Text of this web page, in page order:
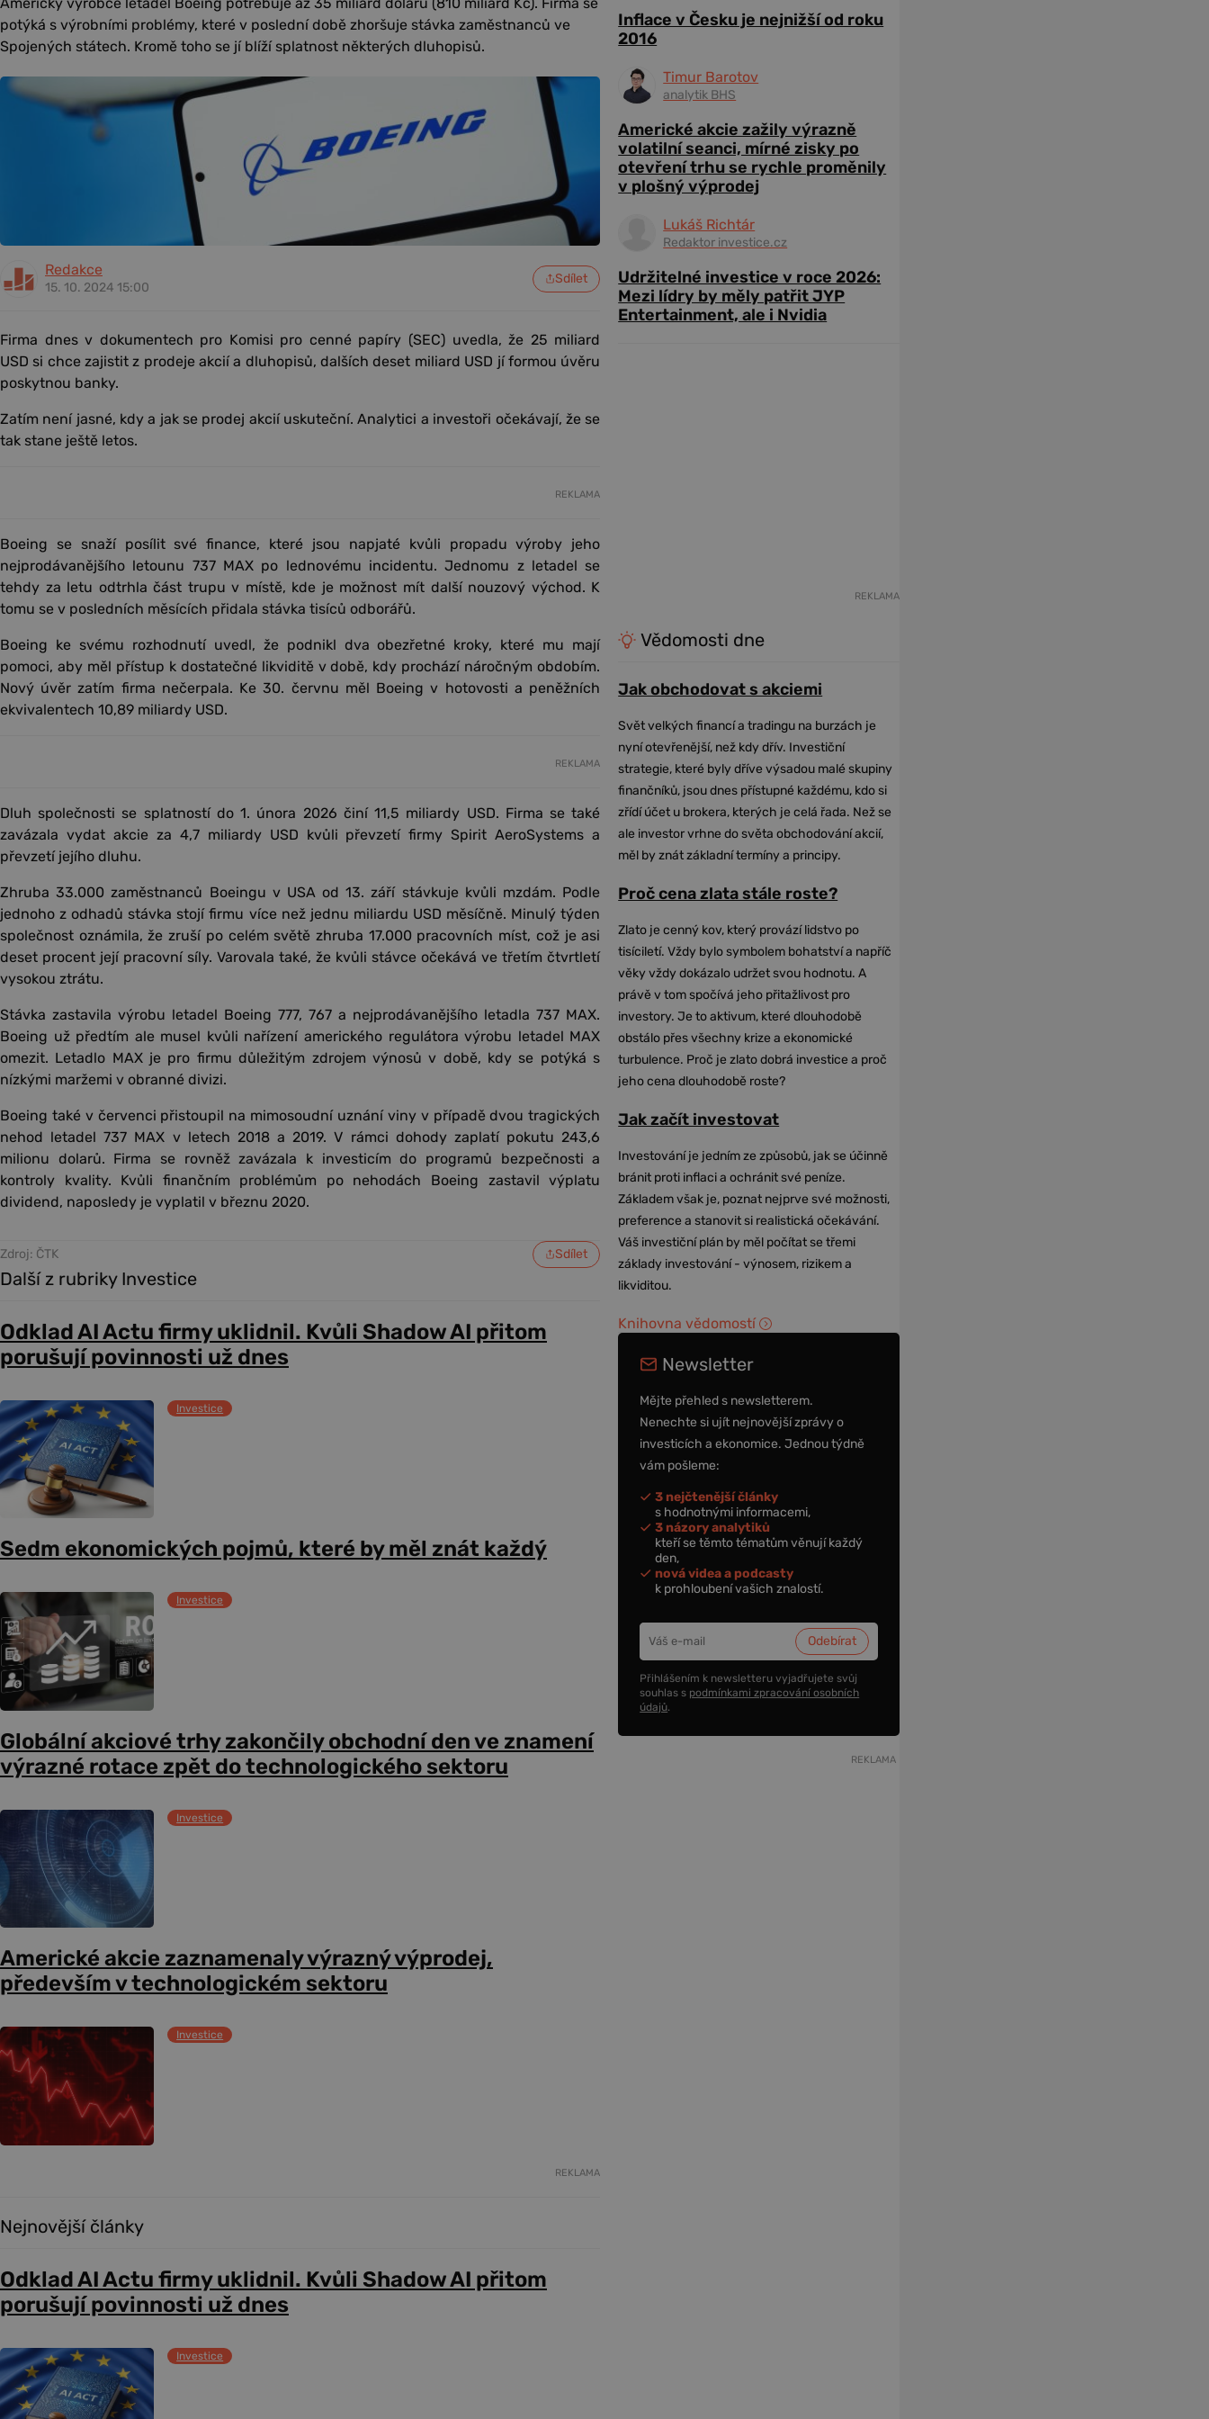
potýká s výrobními problémy, které v poslední době zhoršuje stávka zaměstnanců ve
Spojených státech. Kromě toho se jí blíží splatnost některých dluhopisů.
Redakce
15. 10. 2024 15:00
Sdílet
Firma dnes v dokumentech pro Komisi pro cenné papíry (SEC) uvedla, že 25 miliard
USD si chce zajistit z prodeje akcií a dluhopisů, dalších deset miliard USD jí formou úvěru
poskytnou banky.
Zatím není jasné, kdy a jak se prodej akcií uskuteční. Analytici a investoři očekávají, že se
tak stane ještě letos.
REKLAMA
Boeing se snaží posílit své finance, které jsou napjaté kvůli propadu výroby jeho
nejprodávanějšího letounu 737 MAX po lednovému incidentu. Jednomu z letadel se
tehdy za letu odtrhla část trupu v místě, kde je možnost mít další nouzový východ. K
tomu se v posledních měsících přidala stávka tisíců odborářů.
Boeing ke svému rozhodnutí uvedl, že podnikl dva obezřetné kroky, které mu mají
pomoci, aby měl přístup k dostatečné likviditě v době, kdy prochází náročným obdobím.
Nový úvěr zatím firma nečerpala. Ke 30. červnu měl Boeing v hotovosti a peněžních
ekvivalentech 10,89 miliardy USD.
REKLAMA
Dluh společnosti se splatností do 1. února 2026 činí 11,5 miliardy USD. Firma se také
zavázala vydat akcie za 4,7 miliardy USD kvůli převzetí firmy Spirit AeroSystems a
převzetí jejího dluhu.
Zhruba 33.000 zaměstnanců Boeingu v USA od 13. září stávkuje kvůli mzdám. Podle
jednoho z odhadů stávka stojí firmu více než jednu miliardu USD měsíčně. Minulý týden
společnost oznámila, že zruší po celém světě zhruba 17.000 pracovních míst, což je asi
deset procent její pracovní síly. Varovala také, že kvůli stávce očekává ve třetím čtvrtletí
vysokou ztrátu.
Stávka zastavila výrobu letadel Boeing 777, 767 a nejprodávanějšího letadla 737 MAX.
Boeing už předtím ale musel kvůli nařízení amerického regulátora výrobu letadel MAX
omezit. Letadlo MAX je pro firmu důležitým zdrojem výnosů v době, kdy se potýká s
nízkými maržemi v obranné divizi.
Boeing také v červenci přistoupil na mimosoudní uznání viny v případě dvou tragických
nehod letadel 737 MAX v letech 2018 a 2019. V rámci dohody zaplatí pokutu 243,6
milionu dolarů. Firma se rovněž zavázala k investicím do programů bezpečnosti a
kontroly kvality. Kvůli finančním problémům po nehodách Boeing zastavil výplatu
dividend, naposledy je vyplatil v březnu 2020.
Zdroj: ČTK Sdílet
Další z rubriky Investice
Odklad AI Actu firmy uklidnil. Kvůli Shadow AI přitom
porušují povinnosti už dnes
Investice
Sedm ekonomických pojmů, které by měl znát každý
Investice
Globální akciové trhy zakončily obchodní den ve znamení
výrazné rotace zpět do technologického sektoru
Investice
Americké akcie zaznamenaly výrazný výprodej,
především v technologickém sektoru
Investice
REKLAMA
Nejnovější články
Odklad AI Actu firmy uklidnil. Kvůli Shadow AI přitom
porušují povinnosti už dnes
Investice
Inflace v Česku je nejnižší od roku
2016
Timur Barotov
analytik BHS
Americké akcie zažily výrazně
volatilní seanci, mírné zisky po
otevření trhu se rychle proměnily
v plošný výprodej
Lukáš Richtár
Redaktor investice.cz
Udržitelné investice v roce 2026:
Mezi lídry by měly patřit JYP
Entertainment, ale i Nvidia
REKLAMA
Vědomosti dne
Jak obchodovat s akciemi
Svět velkých financí a tradingu na burzách je
nyní otevřenější, než kdy dřív. Investiční
strategie, které byly dříve výsadou malé skupiny
finančníků, jsou dnes přístupné každému, kdo si
zřídí účet u brokera, kterých je celá řada. Než se
ale investor vrhne do světa obchodování akcií,
měl by znát základní termíny a principy.
Proč cena zlata stále roste?
Zlato je cenný kov, který provází lidstvo po
tisíciletí. Vždy bylo symbolem bohatství a napříč
věky vždy dokázalo udržet svou hodnotu. A
právě v tom spočívá jeho přitažlivost pro
investory. Je to aktivum, které dlouhodobě
obstálo přes všechny krize a ekonomické
turbulence. Proč je zlato dobrá investice a proč
jeho cena dlouhodobě roste?
Jak začít investovat
Investování je jedním ze způsobů, jak se účinně
bránit proti inflaci a ochránit své peníze.
Základem však je, poznat nejprve své možnosti,
preference a stanovit si realistická očekávání.
Váš investiční plán by měl počítat se třemi
základy investování - výnosem, rizikem a
likviditou.
Knihovna vědomostí
Newsletter
Mějte přehled s newsletterem.
Nenechte si ujít nejnovější zprávy o
investicích a ekonomice. Jednou týdně
vám pošleme:
3 nejčtenější články
s hodnotnými informacemi,
3 názory analytiků
kteří se těmto tématům věnují každý
den,
nová videa a podcasty
k prohloubení vašich znalostí.
Přihlášením k newsletteru vyjadřujete svůj
souhlas s podmínkami zpracování osobních
údajů.
REKLAMA